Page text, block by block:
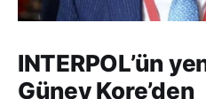
INTERPOL’ün
Güney Kore’den